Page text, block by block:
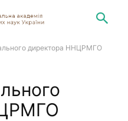
директора ННЦРМГО